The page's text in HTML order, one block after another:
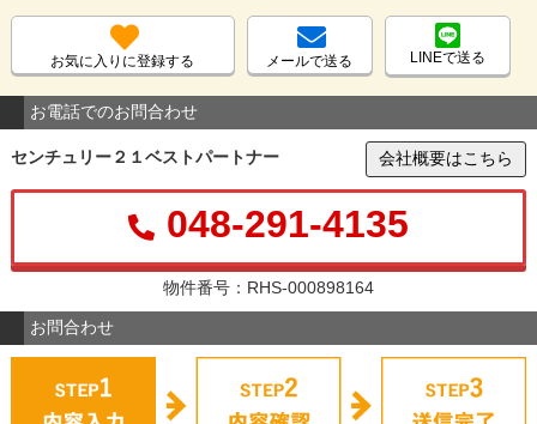
お気に入りに登録する メールで送る LINEで送る
お電話でのお問合わせ
センチュリー２１ベストパートナー 会社概要はこちら
048-291-4135
物件番号：RHS-000898164
お問合わせ